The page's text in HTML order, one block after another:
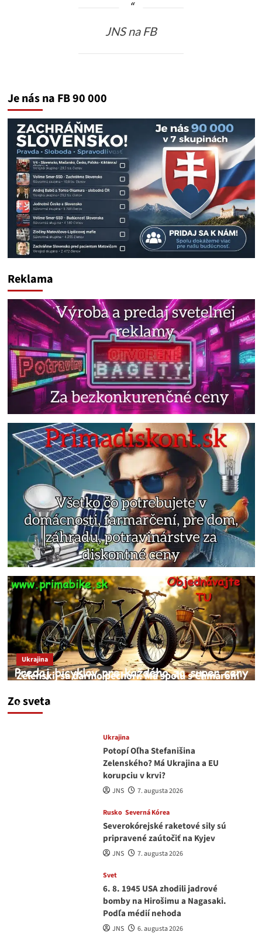
JNS na FB
Je nás na FB 90 000
Reklama
Zo sveta
Ukrajina
Zelenskij sa darmo pechorí. Má spolu s Chmarom
medvedar
Ukrajina
Potopí Oľha Stefanišina
Zelenského? Má Ukrajina a EU
korupciu v krvi?
JNS 7. augusta 2026
Rusko Severná Kórea
Severokórejské raketové sily sú
pripravené zaútočiť na Kyjev
JNS 7. augusta 2026
Svet
6. 8. 1945 USA zhodili jadrové
bomby na Hirošimu a Nagasaki.
Podľa médií nehoda
JNS 6. augusta 2026